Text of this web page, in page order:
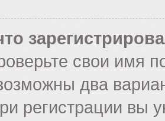
свои имя
два
регистрации вы